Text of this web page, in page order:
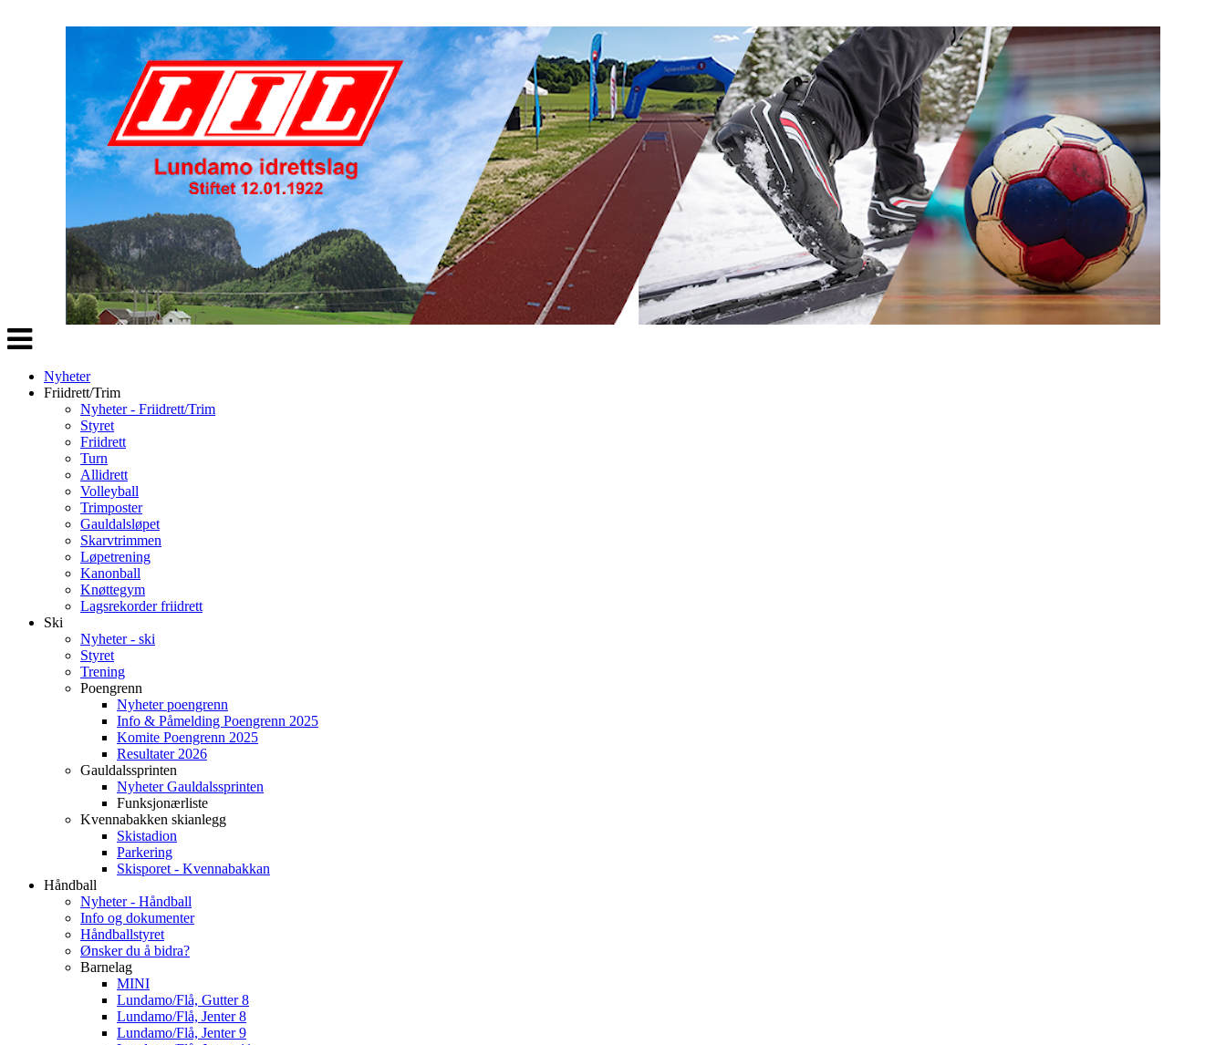
Veksle
navigasjon
Nyheter
Friidrett/Trim
Nyheter - Friidrett/Trim
Styret
Friidrett
Turn
Allidrett
Volleyball
Trimposter
Gauldalsløpet
Skarvtrimmen
Løpetrening
Kanonball
Knøttegym
Lagsrekorder friidrett
Ski
Nyheter - ski
Styret
Trening
Poengrenn
Nyheter poengrenn
Info & Påmelding Poengrenn 2025
Komite Poengrenn 2025
Resultater 2026
Gauldalssprinten
Nyheter Gauldalssprinten
Funksjonærliste
Kvennabakken skianlegg
Skistadion
Parkering
Skisporet - Kvennabakkan
Håndball
Nyheter - Håndball
Info og dokumenter
Håndballstyret
Ønsker du å bidra?
Barnelag
MINI
Lundamo/Flå, Gutter 8
Lundamo/Flå, Jenter 8
Lundamo/Flå, Jenter 9